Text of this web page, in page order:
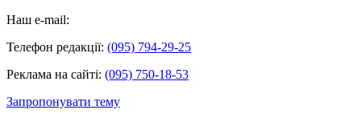
Наш e-mail:
Телефон редакції: (095) 794-29-25
Реклама на сайті: (095) 750-18-53
Запропонувати тему